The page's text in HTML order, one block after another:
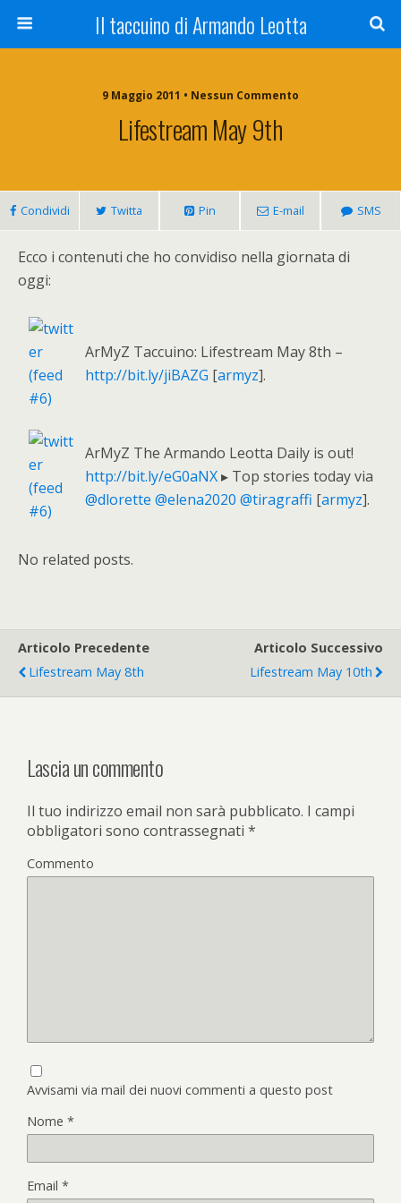
Il taccuino di Armando Leotta
9 Maggio 2011 • Nessun Commento
Lifestream May 9th
Condividi Twitta Pin E-mail SMS
Ecco i contenuti che ho convidiso nella giornata di
oggi:
ArMyZ Taccuino: Lifestream May 8th –
http://bit.ly/jiBAZG [armyz].
ArMyZ The Armando Leotta Daily is out!
http://bit.ly/eG0aNX▸ Top stories today via
@dlorette @elena2020 @tiragraffi [armyz].
No related posts.
Articolo Precedente
Lifestream May 8th
Articolo Successivo
Lifestream May 10th
Lascia un commento
Il tuo indirizzo email non sarà pubblicato. I campi
obbligatori sono contrassegnati *
Commento
Avvisami via mail dei nuovi commenti a questo post
Nome *
Email *